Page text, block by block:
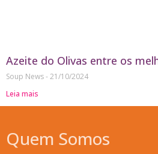
Azeite do Olivas entre os
Soup News 21/10/2024
Leia mais
Quem Somos